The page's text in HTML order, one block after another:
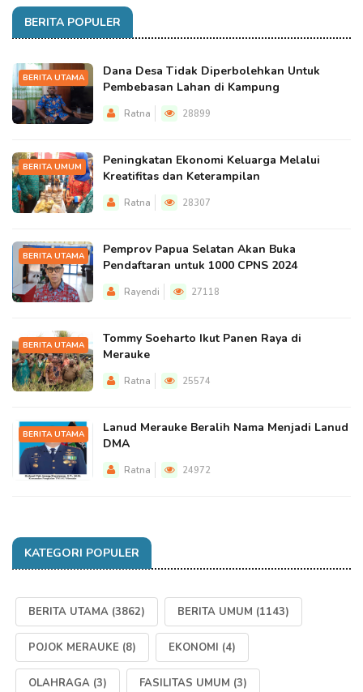
BERITA POPULER
BERITA UTAMA
Dana Desa Tidak Diperbolehkan Untuk
Pembebasan Lahan di Kampung
Ratna 28899
BERITA UMUM
Peningkatan Ekonomi Keluarga Melalui
Kreatifitas dan Keterampilan
Ratna 28307
BERITA UTAMA
Pemprov Papua Selatan Akan Buka
Pendaftaran untuk 1000 CPNS 2024
Rayendi 27118
BERITA UTAMA
Tommy Soeharto Ikut Panen Raya di
Merauke
Ratna 25574
BERITA UTAMA
Lanud Merauke Beralih Nama Menjadi Lanud
DMA
Ratna 24972
KATEGORI POPULER
BERITA UTAMA (3862) BERITA UMUM (1143)
POJOK MERAUKE (8) EKONOMI (4)
OLAHRAGA (3) FASILITAS UMUM (3)